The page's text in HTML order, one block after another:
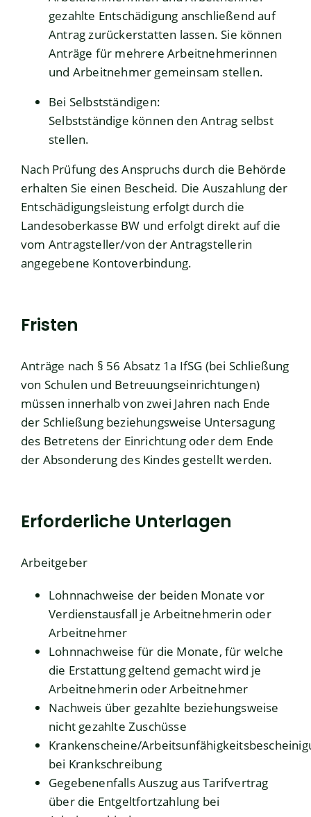
gezahlte Entschädigung anschließend auf
Antrag zurückerstatten lassen. Sie können
Anträge für mehrere Arbeitnehmerinnen
und Arbeitnehmer gemeinsam stellen.
Bei Selbstständigen:
Selbstständige können den Antrag selbst
stellen.
Nach Prüfung des Anspruchs durch die Behörde
erhalten Sie einen Bescheid. Die Auszahlung der
Entschädigungsleistung erfolgt durch die
Landesoberkasse BW und erfolgt direkt auf die
vom Antragsteller/von der Antragstellerin
angegebene Kontoverbindung.
Fristen
Anträge nach § 56 Absatz 1a IfSG (bei Schließung
von Schulen und Betreuungseinrichtungen)
müssen innerhalb von zwei Jahren nach Ende
der Schließung beziehungsweise Untersagung
des Betretens der Einrichtung oder dem Ende
der Absonderung des Kindes gestellt werden.
Erforderliche Unterlagen
Arbeitgeber
Lohnnachweise der beiden Monate vor
Verdienstausfall je Arbeitnehmerin oder
Arbeitnehmer
Lohnnachweise für die Monate, für welche
die Erstattung geltend gemacht wird je
Arbeitnehmerin oder Arbeitnehmer
Nachweis über gezahlte beziehungsweise
nicht gezahlte Zuschüsse
Krankenscheine/
bei Krankschreibung
Gegebenenfalls Auszug aus Tarifvertrag
über die Entgeltfortzahlung bei